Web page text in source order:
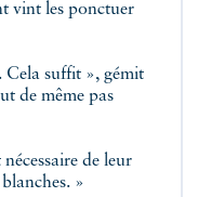
vint les ponctuer
Cela suffit », gémit
de même pas
de leur
»